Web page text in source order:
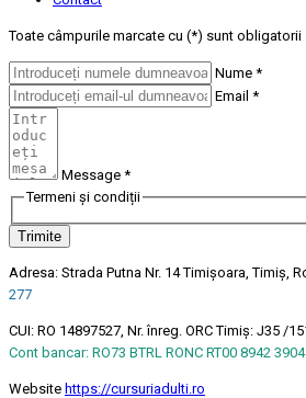
Toate câmpurile marcate cu (*) sunt obligatorii
Nume *
Email *
Message *
Termeni și condiții
Trimite
Adresa: Strada Putna Nr. 14 Timișoara, Timiș,
277
CUI: RO 14897527, Nr. înreg. ORC Timiș: J35 /
Cont bancar: RO73 BTRL RONC RT00 8942
Website https://cursuriadulti.ro